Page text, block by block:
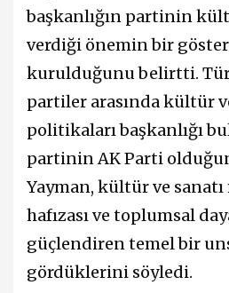
başkanlığın partinin
verdiği önemin bir
kurulduğunu belirtti.
partiler arasında kültür
politikaları başkanlığı
partinin AK Parti
Yayman, kültür ve
hafızası ve toplumsal
güçlendiren temel bir
gördüklerini söyledi.